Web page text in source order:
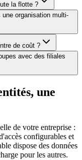
la flotte ?
organisation multi-
de coût ?
avec des filiales
une
de votre entreprise :
configurables et
dispose des données
pour les autres.